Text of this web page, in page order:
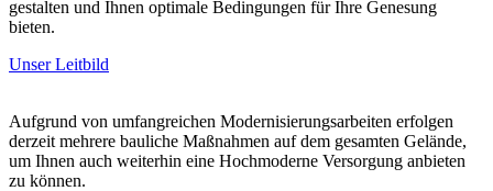
gestalten und Ihnen optimale Bedingungen für Ihre Genesung
bieten.
Unser Leitbild
Aufgrund von umfangreichen Modernisierungsarbeiten erfolgen
derzeit mehrere bauliche Maßnahmen auf dem gesamten Gelände,
um Ihnen auch weiterhin eine Hochmoderne Versorgung anbieten
zu können.